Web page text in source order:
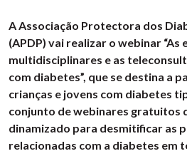
A Associação Protectora dos
(APDP) vai realizar o webinar “As
multidisciplinares e as
com diabetes”, que se destina a
crianças e jovens com diabetes
conjunto de webinares gratuitos
dinamizado para desmitificar as
relacionadas com a diabetes em